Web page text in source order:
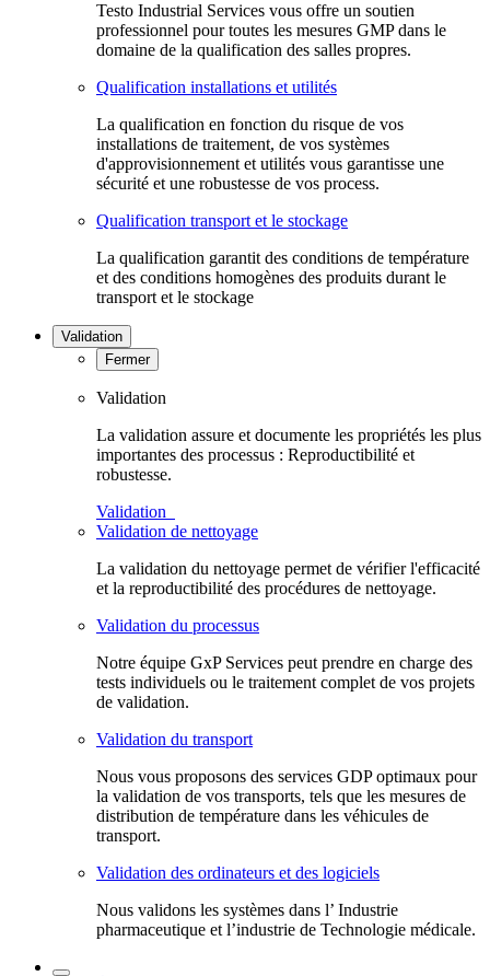
Testo Industrial Services vous offre un soutien
professionnel pour toutes les mesures GMP dans le
domaine de la qualification des salles propres.
Qualification installations et utilités
La qualification en fonction du risque de vos
installations de traitement, de vos systèmes
d'approvisionnement et utilités vous garantisse une
sécurité et une robustesse de vos process.
Qualification transport et le stockage
La qualification garantit des conditions de température
et des conditions homogènes des produits durant le
transport et le stockage
Validation
Fermer
Validation
La validation assure et documente les propriétés les plus
importantes des processus : Reproductibilité et
robustesse.
Validation
Validation de nettoyage
La validation du nettoyage permet de vérifier l'efficacité
et la reproductibilité des procédures de nettoyage.
Validation du processus
Notre équipe GxP Services peut prendre en charge des
tests individuels ou le traitement complet de vos projets
de validation.
Validation du transport
Nous vous proposons des services GDP optimaux pour
la validation de vos transports, tels que les mesures de
distribution de température dans les véhicules de
transport.
Validation des ordinateurs et des logiciels
Nous validons les systèmes dans l’ Industrie
pharmaceutique et l’industrie de Technologie médicale.